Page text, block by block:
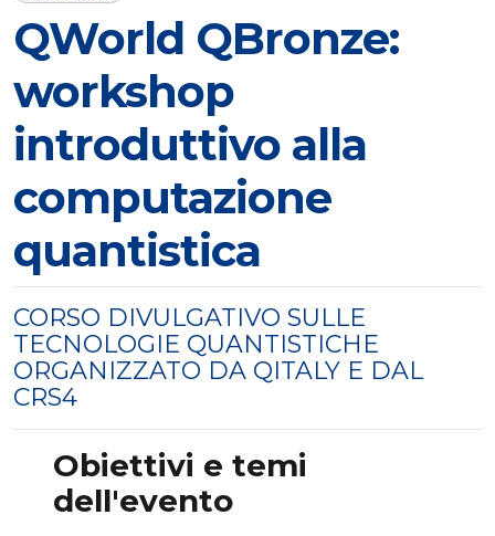
QWorld QBronze:
workshop
introduttivo alla
computazione
quantistica
CORSO DIVULGATIVO SULLE
TECNOLOGIE QUANTISTICHE
ORGANIZZATO DA QITALY E DAL
CRS4
Obiettivi e temi
dell'evento